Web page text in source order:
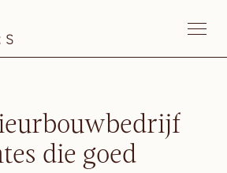
die goed